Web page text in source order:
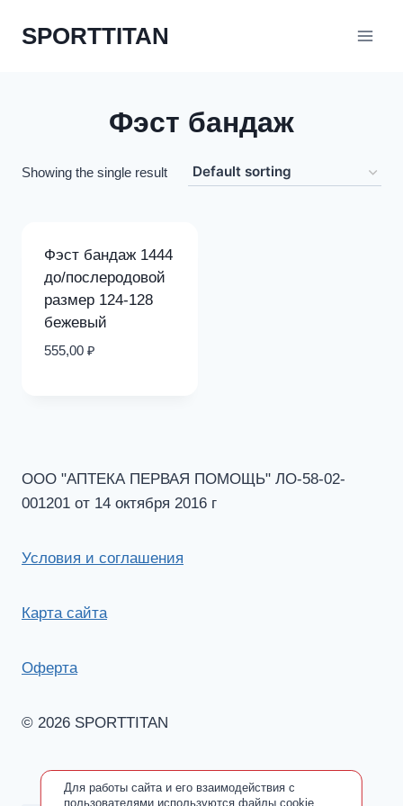
SPORTTITAN
Фэст бандаж
Showing the single result
Фэст бандаж 1444
до/послеродовой
размер 124-128
бежевый
555,00 ₽
ООО "АПТЕКА ПЕРВАЯ ПОМОЩЬ" ЛО-58-02-
001201 от 14 октября 2016 г
Условия и соглашения
Карта сайта
Оферта
© 2026 SPORTTITAN
Для работы сайта и его взаимодействия с
пользователями используются файлы cookie.